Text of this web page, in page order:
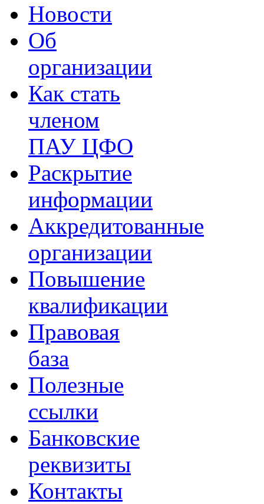
Новости
Об
организации
Как стать
членом
ПАУ ЦФО
Раскрытие
информации
Аккредитованные
организации
Повышение
квалификации
Правовая
база
Полезные
ссылки
Банковские
реквизиты
Контакты